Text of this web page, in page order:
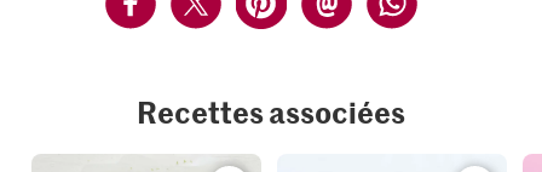
Recettes associées